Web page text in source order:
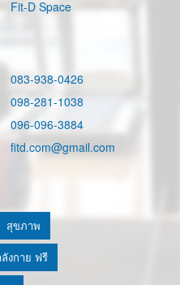
Fit-D Space
083-938-0426
098-281-1038
096-096-3884
fitd.com@gmail.com
สุขภาพ
งกาย ฟรี